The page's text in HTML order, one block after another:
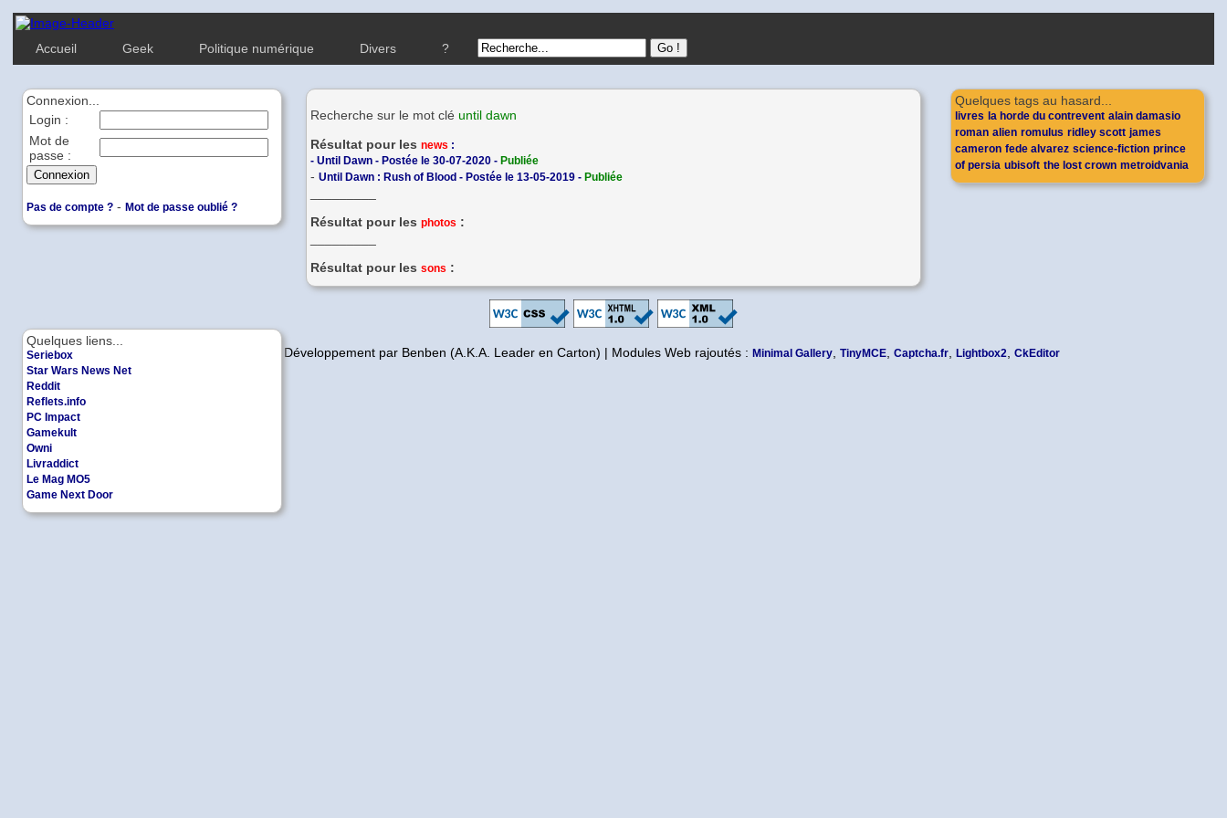
Accueil Geek Politique numérique Divers ?
Quelques tags au hasard...
livres la horde du contrevent alain damasio
roman alien romulus ridley scott james
cameron fede alvarez science-fiction prince
of persia ubisoft the lost crown metroidvania
Quelques liens...
Seriebox
Star Wars News Net
Reddit
Reflets.info
PC Impact
Gamekult
Owni
Livraddict
Le Mag MO5
Game Next Door
Connexion...
Login :
Mot de
passe :
Pas de compte ? - Mot de passe oublié ?
Recherche sur le mot clé until dawn
Résultat pour les news :
- Until Dawn - Postée le 30-07-2020 - Publiée
- Until Dawn : Rush of Blood - Postée le 13-05-2019 - Publiée
Résultat pour les photos :
Résultat pour les sons :
Copyleft | Design et Développement par Benben (A.K.A. Leader en Carton) | Modules Web rajoutés : Minimal Gallery TinyMCE Captcha.fr Lightbox2 CkEditor